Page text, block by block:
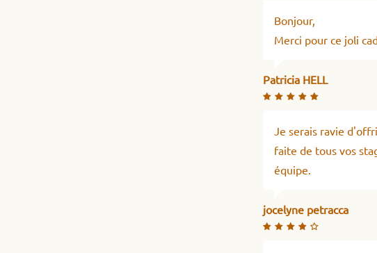
Bonjour,
Merci pour ce joli
Patricia HELL
Je serais ravie
faite de tous vos
équipe.
jocelyne petracca